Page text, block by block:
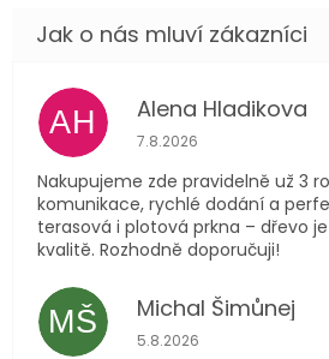
AH Alena Hladikova
Hodnocení obchodu je
7.8.2026
Nakupujeme zde pravidelně už 3
komunikace, rychlé dodání a
terasová i plotová prkna – dřevo
kvalitě. Rozhodně doporučuji!
MŠ Michal Šimůnej
Hodnocení obchodu je
5.8.2026